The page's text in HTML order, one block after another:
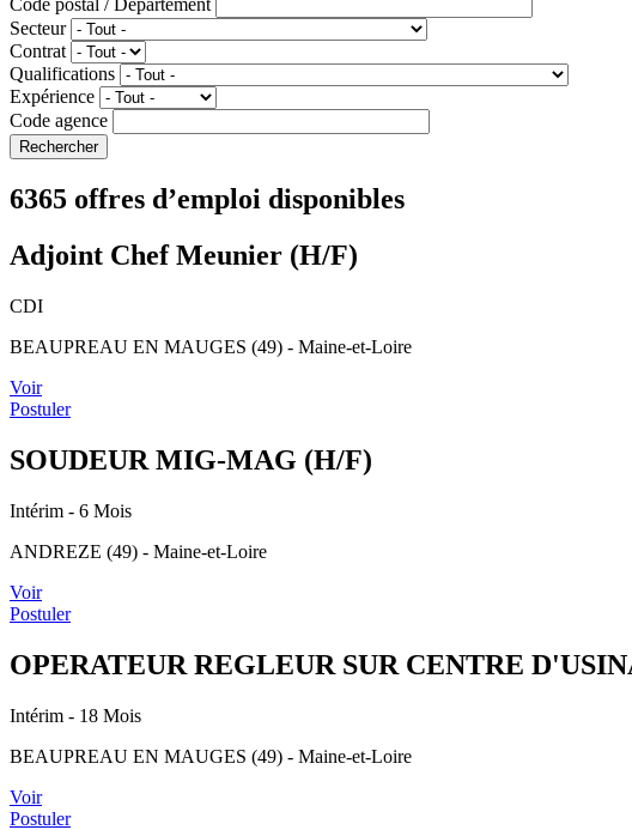
Code postal / Département
Secteur
Contrat
Qualifications
Expérience
Code agence
6365 offres d’emploi disponibles
Adjoint Chef Meunier (H/F)
CDI
BEAUPREAU EN MAUGES (49) - Maine-et-Loire
Voir
Postuler
SOUDEUR MIG-MAG (H/F)
Intérim - 6 Mois
ANDREZE (49) - Maine-et-Loire
Voir
Postuler
OPERATEUR REGLEUR SUR CENTRE
Intérim - 18 Mois
BEAUPREAU EN MAUGES (49) - Maine-et-Loire
Voir
Postuler